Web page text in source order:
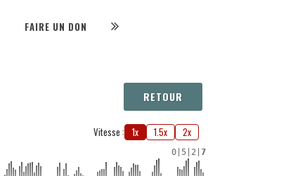
FAIRE UN DON
RETOUR
Vitesse : 1x 1.5x 2x
0 5 2 7